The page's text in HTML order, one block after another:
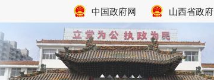
中国政府网 山西省政府